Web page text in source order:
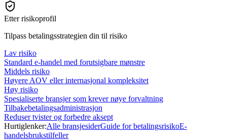
Etter risikoprofil
Tilpass betalingsstrategien din til risiko
Lav risiko
Standard e-handel med forutsigbare mønstre
Middels risiko
Høyere AOV eller internasjonal kompleksitet
Høy risiko
Spesialiserte bransjer som krever nøye forvaltning
Tilbakebetalingsadministrasjon
Reduser tvister og forbedre aksept
Hurtiglenker:Alle bransjesiderGuide for betalingsrisikoE-
handelsbrukstilfeller